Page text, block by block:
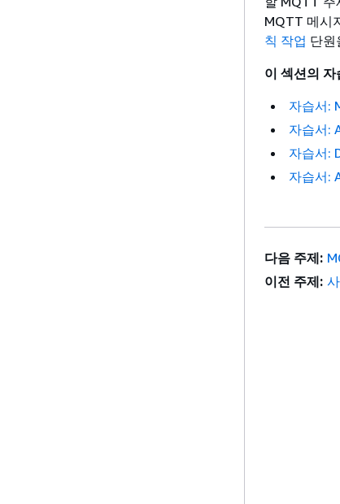
MQTT 메시
칙 작업 단원
이 섹션의 자
자습서:
자습서:
자습서:
자습서:
다음 주제:
이전 주제: